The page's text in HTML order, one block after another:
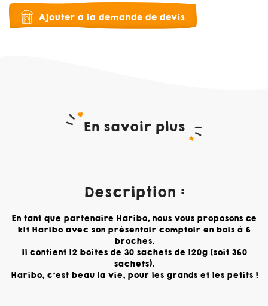
Ajouter à la demande de devis
En savoir plus
Description :
En tant que partenaire Haribo, nous vous proposons ce
kit Haribo avec son présentoir comptoir en bois à 6
broches.
Il contient 12 boites de 30 sachets de 120g (soit 360
sachets).
Haribo, c'est beau la vie, pour les grands et les petits !